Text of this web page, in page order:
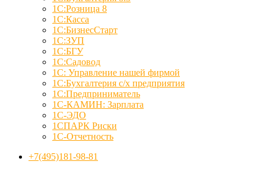
1С:Розница 8
1С:Касса
1С:БизнесСтарт
1С:ЗУП
1С:БГУ
1С:Садовод
1С: Управление нашей фирмой
1С:Бухгалтерия с/х предприятия
1С:Предприниматель
1С-КАМИН: Зарплата
1С-ЭДО
1СПАРК Риски
1С-Отчетность
+7(495)181-98-81